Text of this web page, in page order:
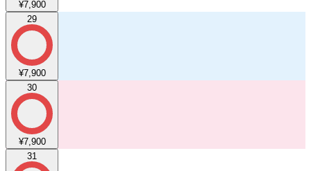
¥7,900
29
¥7,900
30
¥7,900
31